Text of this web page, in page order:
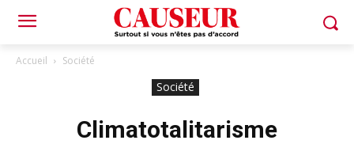
Accueil Société
Société
Climatotalitarisme